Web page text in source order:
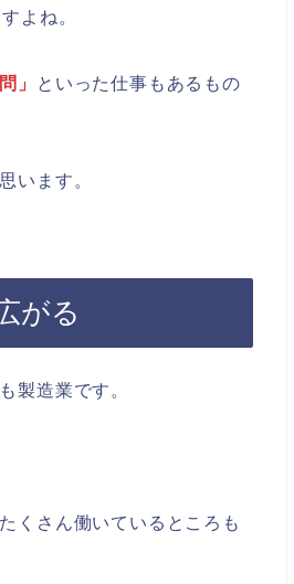
よね。
」
といった仕事もあるもの
います。
がる
製造業です。
くさん働いているところも